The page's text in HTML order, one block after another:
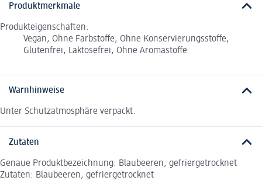
Produktmerkmale
Produkteigenschaften:
Vegan, Ohne Farbstoffe, Ohne Konservierungsstoffe,
Glutenfrei, Laktosefrei, Ohne Aromastoffe
Warnhinweise
Unter Schutzatmosphäre verpackt.
Zutaten
Genaue Produktbezeichnung: Blaubeeren, gefriergetrocknet
Zutaten: Blaubeeren, gefriergetrocknet